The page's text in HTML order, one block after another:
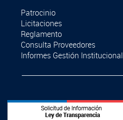
Patrocinio
Licitaciones
Reglamento
Consulta Proveedores
Informes Gestión Institucional